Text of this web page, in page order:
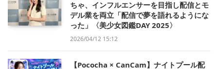
ちゃ、インフルエンサーを目指し配信とモ
デル業を両立「配信で夢を語れるようにな
った」〈美少女図鑑DAY 2025〉
2026/04/12 15:12
【Pococha × CanCam】ナイトプール配